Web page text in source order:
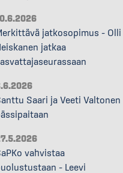
jatkosopimus – Olli
jatkaa
Saari ja Veeti Valtonen
vahvistaa
– Leevi